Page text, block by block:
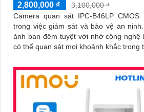
2,800,000 ₫
3,100,000 ₫
Camera quan sát IPC-B46LP
trong việc giám sát và bảo vệ an ninh. Với chất lượng hình
ảnh ban đêm tuyệt vời nhờ công nghệ
có thể quan sát mọi khoảnh khắc trong